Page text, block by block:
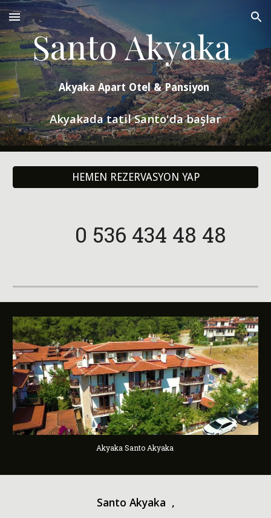
Skip to main content Skip to navigation
Santo Akyaka
Akyaka Apart Otel & Pansiyon
Akyakada tatil Santo'da başlar
HEMEN REZERVASYON YAP
0 536 434 48 48
Akyaka Santo Akyaka
Santo Akyaka ,